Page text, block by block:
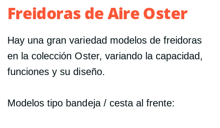
Freidoras de Aire Oster
Hay una gran variedad modelos de freidoras
en la colección Oster, variando la capacidad,
funciones y su diseño.
Modelos tipo bandeja / cesta al frente: